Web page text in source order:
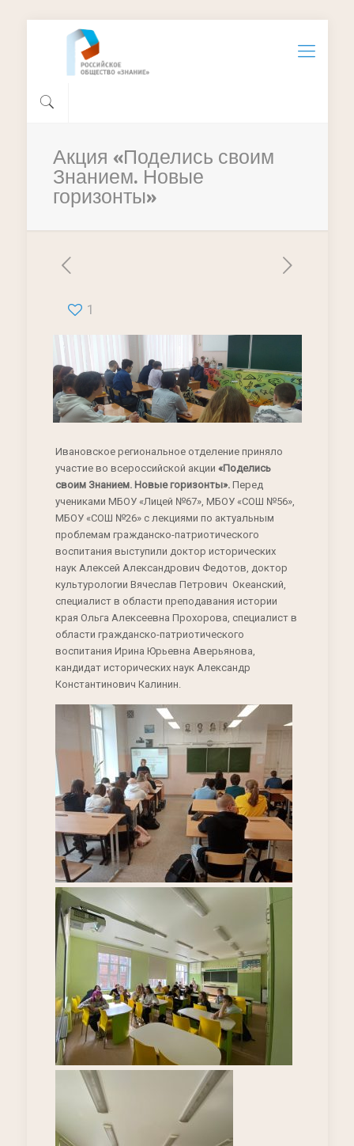
Акция «Поделись своим
Знанием. Новые
горизонты»
1
Ивановское региональное отделение приняло
участие во всероссийской акции «Поделись
своим Знанием. Новые горизонты». Перед
учениками МБОУ «Лицей №67», МБОУ «СОШ №56»,
МБОУ «СОШ №26» с лекциями по актуальным
проблемам гражданско-патриотического
воспитания выступили доктор исторических
наук Алексей Александрович Федотов, доктор
культурологии Вячеслав Петрович Океанский,
специалист в области преподавания истории
края Ольга Алексеевна Прохорова, специалист в
области гражданско-патриотического
воспитания Ирина Юрьевна Аверьянова,
кандидат исторических наук Александр
Константинович Калинин.